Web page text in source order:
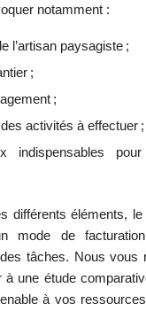
notamment :
l’artisan paysagiste ;
;
;
activités à effectuer ;
indispensables
différents éléments,
mode de
tâches. Nous vous
à une étude
à vos